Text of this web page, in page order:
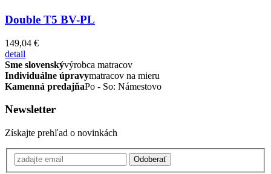
Double T5 BV-PL
149,04 €
detail
Sme slovenskývýrobca matracov
Individuálne úpravymatracov na mieru
Kamenná predajňaPo - So: Námestovo
Newsletter
Získajte prehľad o novinkách
Odoberať